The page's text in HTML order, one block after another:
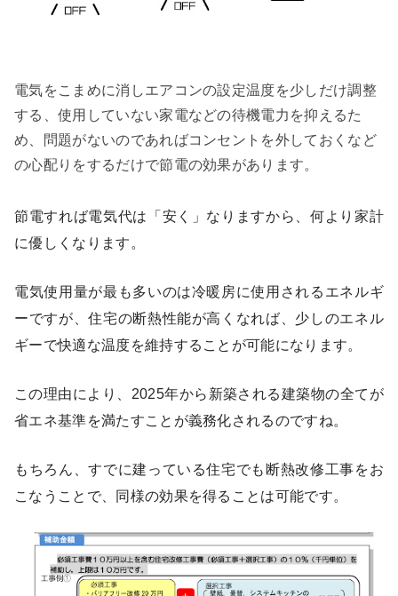
電気をこまめに消しエアコンの設定温度を少しだけ調整
する、使用していない家電などの待機電力を抑えるた
め、問題がないのであればコンセントを外しておくなど
の心配りをするだけで節電の効果があります。
節電すれば電気代は「安く」なりますから、何より家計
に優しくなります。
電気使用量が最も多いのは冷暖房に使用されるエネルギ
ーですが、住宅の断熱性能が高くなれば、少しのエネル
ギーで快適な温度を維持することが可能になります。
この理由により、2025年から新築される建築物の全てが
省エネ基準を満たすことが義務化されるのですね。
もちろん、すでに建っている住宅でも断熱改修工事をお
こなうことで、同様の効果を得ることは可能です。